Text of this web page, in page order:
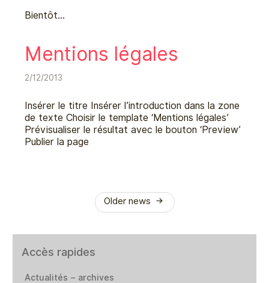
Bientôt…
Mentions légales
2/12/2013
Insérer le titre Insérer l’introduction dans la zone
de texte Choisir le template ‘Mentions légales’
Prévisualiser le résultat avec le bouton ‘Preview’
Publier la page
Older news
Accès rapides
Actualités – archives